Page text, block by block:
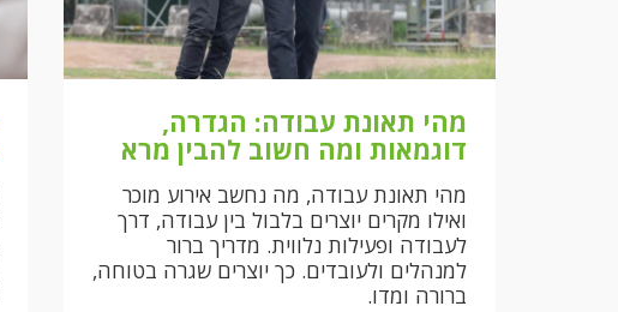
מהי תאונת עבודה: הגדרה,
דוגמאות ומה חשוב להבין מרא
מהי תאונת עבודה, מה נחשב אירוע מוכר
ואילו מקרים יוצרים בלבול בין עבודה, דרך
לעבודה ופעילות נלווית. מדריך ברור
למנהלים ולעובדים. כך יוצרים שגרה בטוחה,
ברורה ומדו.